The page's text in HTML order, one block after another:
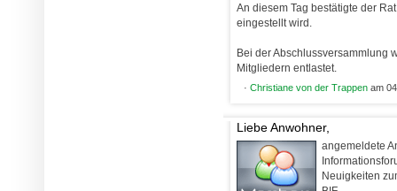
An diesem Tag bestätigte der
eingestellt wird.
Bei der Abschlussversammlung
Mitgliedern entlastet.
· Christiane von der Trappen am
Liebe Anwohner,
angemeldete
Neuigkeiten